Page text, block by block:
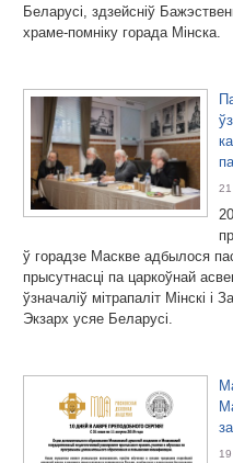
Беларусі, здзейсніў
храме-помніку горада Мінска.
21
ў горадзе Маскве адбылося
прысутнасці па царкоўнай
ўзначаліў мітрапаліт Мінскі
Экзарх усяе Беларусі.